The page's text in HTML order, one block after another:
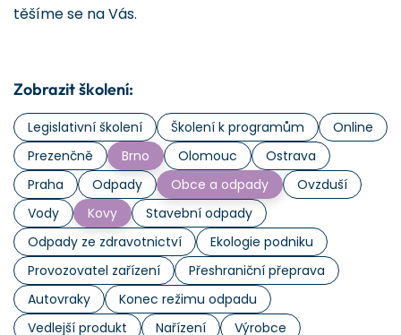
těšíme se na Vás.
Zobrazit školení:
Legislativní školení Školení k programům
Online
Prezenčně
Brno Olomouc
Ostrava
Praha
Odpady Obce a odpady
Ovzduší
Vody
Kovy
Stavební odpady
Odpady ze zdravotnictví
Ekologie podniku
Provozovatel zařízení
Přeshraniční přeprava
Autovraky
Konec režimu odpadu
Vedlejší produkt
Nařízení
Výrobce